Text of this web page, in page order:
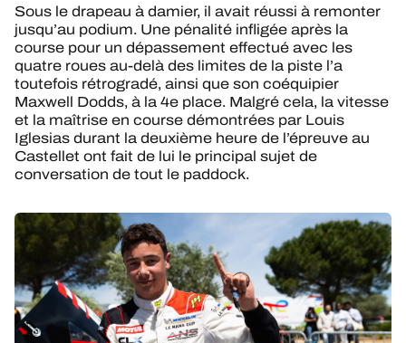
Sous le drapeau à damier, il avait réussi à remonter
jusqu’au podium. Une pénalité infligée après la
course pour un dépassement effectué avec les
quatre roues au-delà des limites de la piste l’a
toutefois rétrogradé, ainsi que son coéquipier
Maxwell Dodds, à la 4e place. Malgré cela, la vitesse
et la maîtrise en course démontrées par Louis
Iglesias durant la deuxième heure de l’épreuve au
Castellet ont fait de lui le principal sujet de
conversation de tout le paddock.